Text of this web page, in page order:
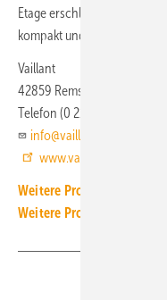
Etage erschlossen werden.
kompakt und kann
Vaillant
42859 Remscheid
Telefon (0 21 91) 5 76 79 20
info@vaillant.de
www.vaillant.de
Weitere Produkt-
Weitere Produkt-